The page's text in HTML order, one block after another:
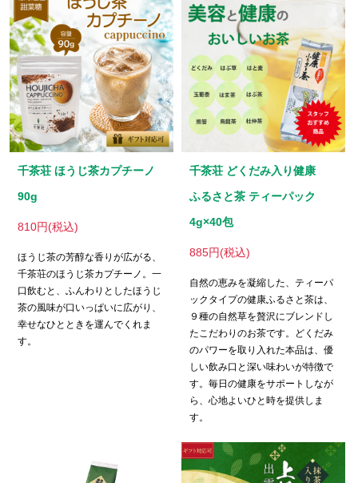
千茶荘 ほうじ茶カプチーノ
90g
810円(税込)
ほうじ茶の芳醇な香りが広がる、
千茶荘のほうじ茶カプチーノ。一
口飲むと、ふんわりとしたほうじ
茶の風味が口いっぱいに広がり、
幸せなひとときを運んでくれま
す。
千茶荘 どくだみ入り健康
ふるさと茶 ティーパック
4g×40包
885円(税込)
自然の恵みを凝縮した、ティーパ
ックタイプの健康ふるさと茶は、
９種の自然草を贅沢にブレンドし
たこだわりのお茶です。どくだみ
のパワーを取り入れた本品は、優
しい飲み口と深い味わいが特徴で
す。毎日の健康をサポートしなが
ら、心地よいひと時を提供しま
す。